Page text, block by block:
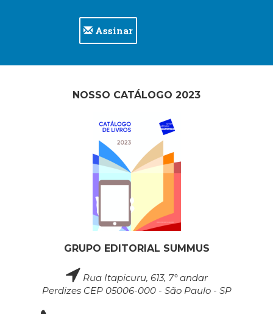
Assinar
NOSSO CATÁLOGO 2023
GRUPO EDITORIAL SUMMUS
Rua Itapicuru, 613, 7° andar
Perdizes CEP 05006-000 - São Paulo - SP